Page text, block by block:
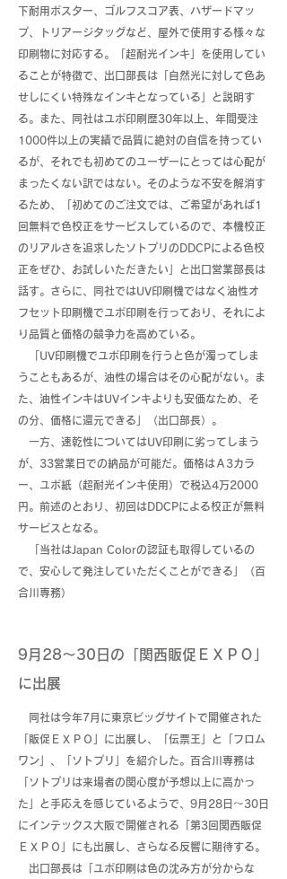
下耐用ポスター、ゴルフスコア表、ハザードマッ
プ、トリアージタッグなど、屋外で使用する様々な
印刷物に対応する。「超耐光インキ」を使用してい
ることが特徴で、出口部長は「自然光に対して色あ
せしにくい特殊なインキとなっている」と説明す
る。また、同社はユポ印刷歴30年以上、年間受注
1000件以上の実績で品質に絶対の自信を持ってい
るが、それでも初めてのユーザーにとっては心配が
まったくない訳ではない。そのような不安を解消す
るため、「初めてのご注文では、ご希望があれば1
回無料で色校正をサービスしているので、本機校正
のリアルさを追求したソトプリのDDCPによる色校
正をぜひ、お試しいただきたい」と出口営業部長は
話す。さらに、同社ではUV印刷機ではなく油性オ
フセット印刷機でユポ印刷を行っており、それによ
り品質と価格の競争力を高めている。
「UV印刷機でユポ印刷を行うと色が濁ってしま
うこともあるが、油性の場合はその心配がない。ま
た、油性インキはUVインキよりも安価なため、そ
の分、価格に還元できる」（出口部長）。
一方、速乾性についてはUV印刷に劣ってしまう
が、33営業日での納品が可能だ。価格はＡ3カラ
ー、ユポ紙（超耐光インキ使用）で税込4万2000
円。前述のとおり、初回はDDCPによる校正が無料
サービスとなる。
「当社はJapan Colorの認証も取得しているの
で、安心して発注していただくことができる」（百
合川専務）
9月28〜30日の「関西販促ＥＸＰＯ」
に出展
同社は今年7月に東京ビッグサイトで開催された
「販促ＥＸＰＯ」に出展し、「伝票王」と「フロム
ワン」、「ソトプリ」を紹介した。百合川専務は
「ソトプリは来場者の関心度が予想以上に高かっ
た」と手応えを感じているようで、9月28日〜30日
にインテックス大阪で開催される「第3回関西販促
ＥＸＰＯ」にも出展し、さらなる反響に期待する。
出口部長は「ユポ印刷は色の沈み方が分からな